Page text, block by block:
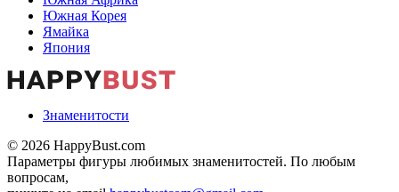
Южная Корея
Ямайка
Япония
Знаменитости
© 2026 HappyBust.com
Параметры фигуры любимых знаменитостей. По любым
вопросам,